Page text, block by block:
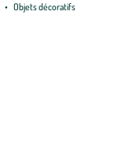
Objets décoratifs